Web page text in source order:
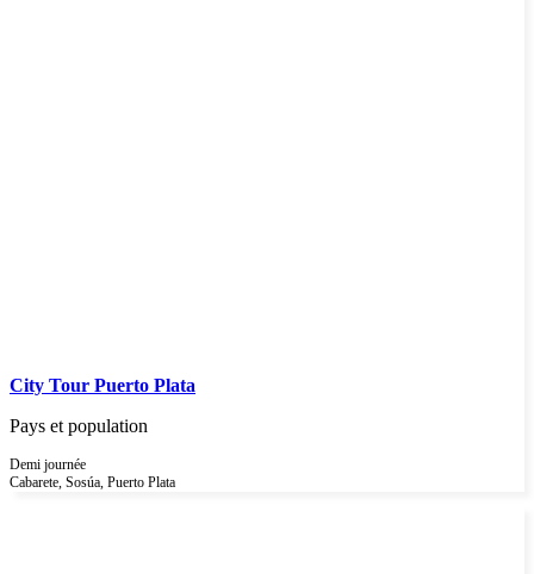
City Tour Puerto Plata
Pays et population
Demi journée
Cabarete, Sosúa, Puerto Plata